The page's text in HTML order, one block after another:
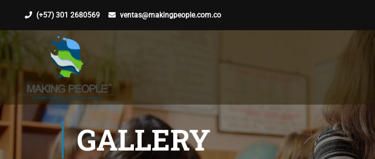
(+57) 301 2680569 ventas@makingpeople.com.co
GALLERY